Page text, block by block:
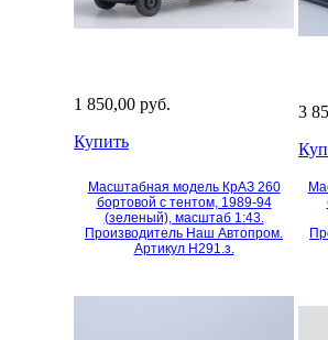
1 850,00 руб.
Купить
3
Масштабная модель КрАЗ 260
бортовой с тентом, 1989-94
(зеленый), масштаб 1:43.
Производитель Наш Автопром.
Артикул Н291.з.